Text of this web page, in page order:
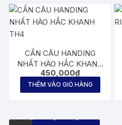
CẦN CÂU HANDING
NHẤT HÀO HẮC KHANH
TH4
450,000₫
THÊM VÀO GIỎ HÀNG